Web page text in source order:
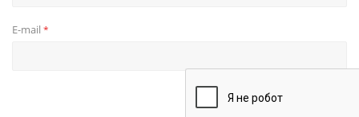
E-mail *